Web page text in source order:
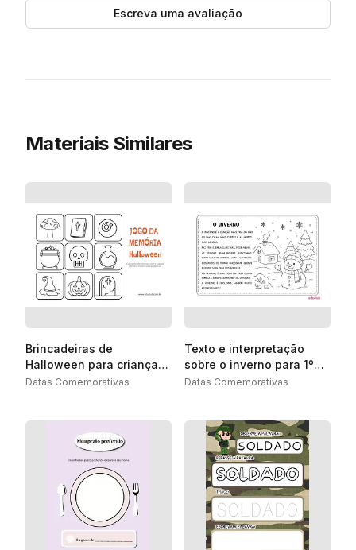
Escreva uma avaliação
Materiais Similares
Brincadeiras de
Halloween para crianças
para imprimir
Datas Comemorativas
Texto e interpretação
sobre o inverno para 1º
ano
Datas Comemorativas